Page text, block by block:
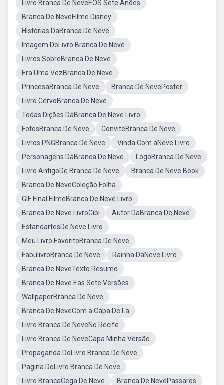
Livro Branca De NeveEOS Sete Anões
Branca De NeveFilme Disney
Histórias DaBranca De Neve
Imagem DoLivro Branca De Neve
Livros SobreBranca De Neve
Era Uma VezBranca De Neve
PrincesaBranca De Neve
Branca De NevePoster
Livro CervoBranca De Neve
Todas Dições DaBranca De Neve Livro
FotosBranca De Neve
ConviteBranca De Neve
Livros PNGBranca De Neve
Vinda Com aNeve Livro
Personagens DaBranca De Neve
LogoBranca De Neve
Livro AntigoDe Branca De Neve
Branca De Neve Book
Branca De NeveColeção Folha
GIF Final FilmeBranca De Neve Livro
Branca De Neve LivroGibi
Autor DaBranca De Neve
EstandartesDe Neve Livro
Meu Livro FavoritoBranca De Neve
FabulivroBranca De Neve
Rainha DaNeve Livro
Branca De NeveTexto Resumo
Branca De Neve Eas Sete Versões
WallpaperBranca De Neve
Branca De NeveCom a Capa De La
Livro Branca De NeveNo Recife
Livro Branca De NeveCapa Minha Versão
Propaganda DoLivro Branca De Neve
Pagina DoLivro Branca De Neve
Livro BrancaCega De Neve
Branca De NevePassaros